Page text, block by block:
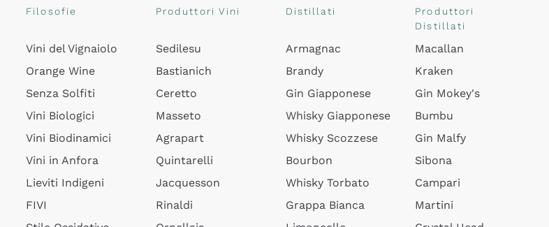
Filosofie
Vini del Vignaiolo
Orange Wine
Senza Solfiti
Vini Biologici
Vini Biodinamici
Vini in Anfora
Lieviti Indigeni
FIVI
Produttori Vini
Sedilesu
Bastianich
Ceretto
Masseto
Agrapart
Quintarelli
Jacquesson
Rinaldi
Distillati
Armagnac
Brandy
Gin Giapponese
Whisky Giapponese
Whisky Scozzese
Bourbon
Whisky Torbato
Grappa Bianca
Produttori
Distillati
Macallan
Kraken
Gin Mokey's
Bumbu
Gin Malfy
Sibona
Campari
Martini